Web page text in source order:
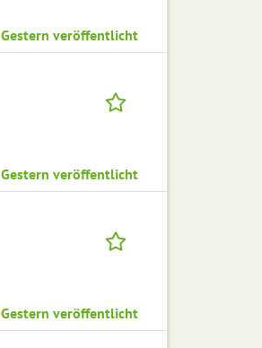
Gestern veröffentlicht
Gestern veröffentlicht
Gestern veröffentlicht